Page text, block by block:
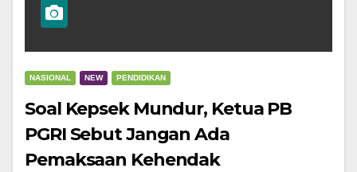
NASIONAL NEW PENDIDIKAN
Soal Kepsek Mundur, Ketua PB
PGRI Sebut Jangan Ada
Pemaksaan Kehendak